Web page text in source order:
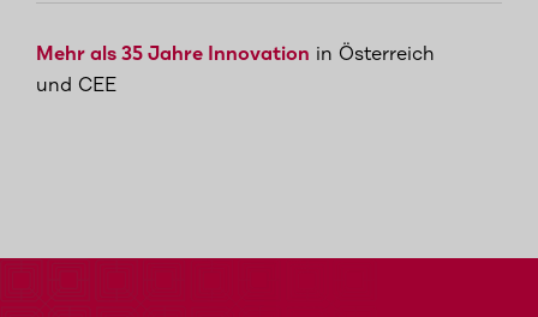
Mehr als 35 Jahre Innovation in Österreich
und CEE